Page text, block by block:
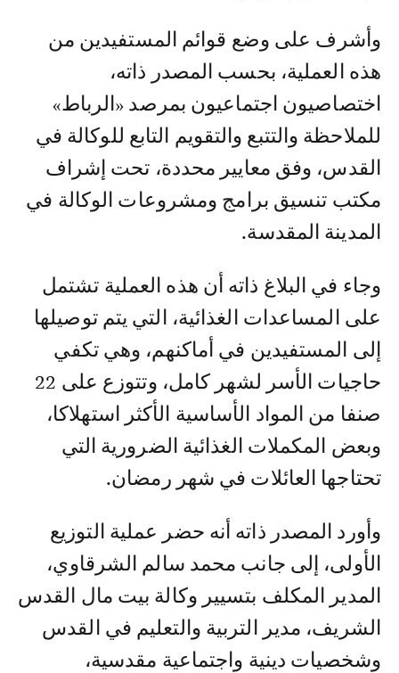
وأشرف على وضع قوائم المستفيدين من
هذه العملية، بحسب المصدر ذاته،
اختصاصيون اجتماعيون بمرصد «الرباط»
للملاحظة والتتبع والتقويم التابع للوكالة في
القدس، وفق معايير محددة، تحت إشراف
مكتب تنسيق برامج ومشروعات الوكالة في
المدينة المقدسة.
وجاء في البلاغ ذاته أن هذه العملية تشتمل
على المساعدات الغذائية، التي يتم توصيلها
إلى المستفيدين في أماكنهم، وهي تكفي
حاجيات الأسر لشهر كامل، وتتوزع على 22
صنفا من المواد الأساسية الأكثر استهلاكا،
وبعض المكملات الغذائية الضرورية التي
تحتاجها العائلات في شهر رمضان.
وأورد المصدر ذاته أنه حضر عملية التوزيع
الأولى، إلى جانب محمد سالم الشرقاوي،
المدير المكلف بتسيير وكالة بيت مال القدس
الشريف، مدير التربية والتعليم في القدس
وشخصيات دينية واجتماعية مقدسية،